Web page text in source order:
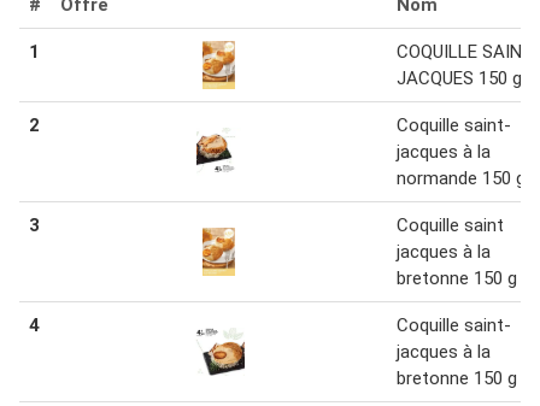
1
COQUILLE SAINT
JACQUES 150 g
2
Coquille saint-
jacques à la
normande 150 g
3
Coquille saint
jacques à la
bretonne 150 g
4
Coquille saint-
jacques à la
bretonne 150 g